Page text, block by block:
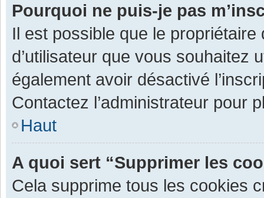
Pourquoi ne puis-je pas
Il est possible que le
d’utilisateur que vous souhaitez
également avoir désactivé
Contactez l’administrateur pour
Haut
A quoi sert “Supprimer les
Cela supprime tous les cookies